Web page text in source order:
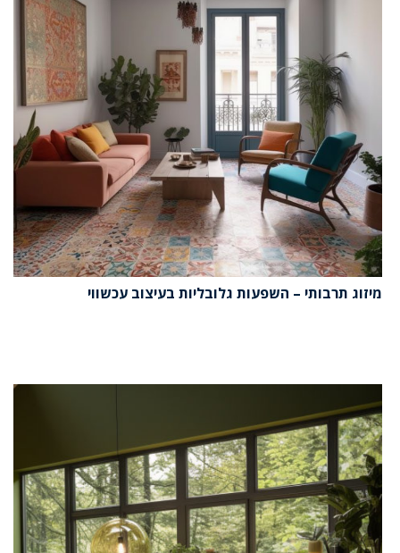
מיזוג תרבותי – השפעות גלובליות בעיצוב עכשווי